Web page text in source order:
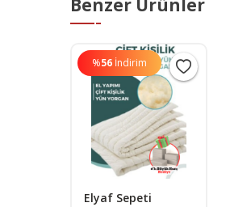
%56 İndirim
Elyaf Sepeti